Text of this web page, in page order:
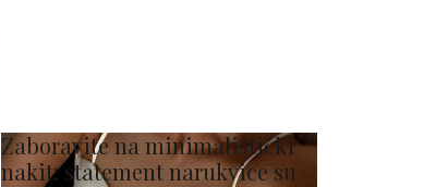
Zaboravite na minimalistički
nakit: statement narukvice su